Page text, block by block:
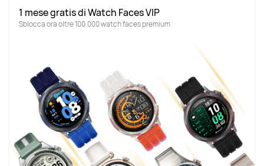
1 mese gratis di Watch Faces VIP
Sblocca ora oltre 100.000 watch faces premium